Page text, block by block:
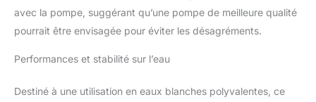
avec la pompe, suggérant qu’une pompe de meilleure qualité
pourrait être envisagée pour éviter les désagréments.
Performances et stabilité sur l’eau
Destiné à une utilisation en eaux blanches polyvalentes, ce